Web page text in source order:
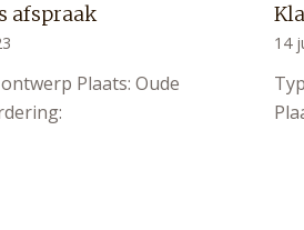
afspraak
Plaats: Oude
14